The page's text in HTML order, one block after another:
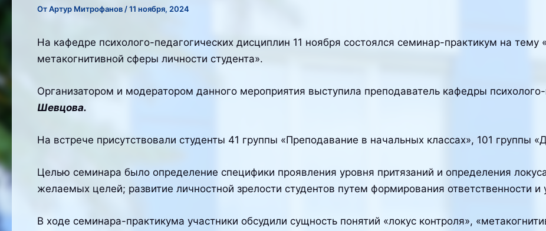
ОтАртур Митрофанов /11 ноября, 2024
На кафедре психолого-педагогических дисциплин 11 ноября состоялся семинар-практикум на тему
метакогнитивной сферы личности студента».
Организатором и модератором данного мероприятия выступила преподаватель кафедры
Шевцова.
На встрече присутствовали студенты 41 группы «Преподавание в начальных классах», 101 группы
Целью семинара было определение специфики проявления уровня притязаний и определения
желаемых целей; развитие личностной зрелости студентов путем формирования ответственности и
В ходе семинара-практикума участники обсудили сущность понятий «локус контроля»,